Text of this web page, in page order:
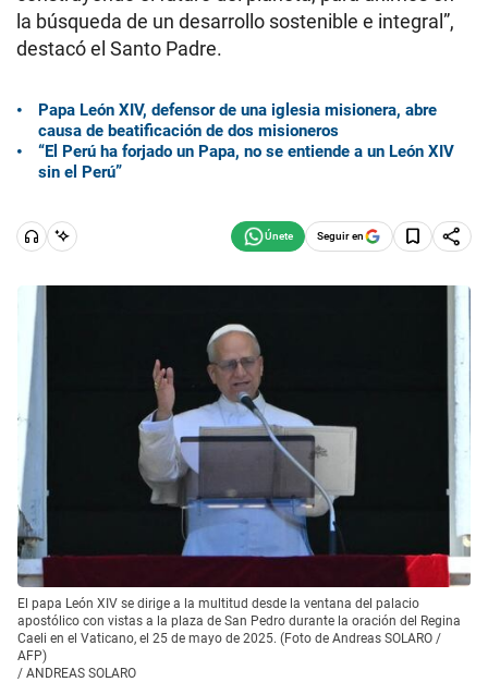
la búsqueda de un desarrollo sostenible e integral”,
destacó el Santo Padre.
Papa León XIV, defensor de una iglesia misionera, abre
causa de beatificación de dos misioneros
“El Perú ha forjado un Papa, no se entiende a un León XIV
sin el Perú”
Seguir en
El papa León XIV se dirige a la multitud desde la ventana del palacio
apostólico con vistas a la plaza de San Pedro durante la oración del Regina
Caeli en el Vaticano, el 25 de mayo de 2025. (Foto de Andreas SOLARO /
AFP)
/ ANDREAS SOLARO